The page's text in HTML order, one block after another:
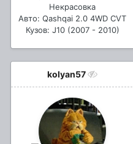
Некрасовка
Авто: Qashqai 2.0 4WD CVT
Кузов: J10 (2007 - 2010)
kolyan57